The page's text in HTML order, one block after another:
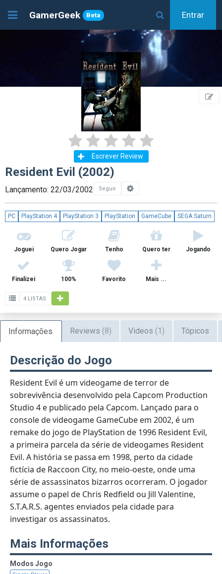
GamerGeek Beta Entrar
Escrever Review
Resident Evil (2002)
Lançamento: 22/03/2002 Seguir
PC PlayStation 4 PlayStation 3 PlayStation GameCube SEGA Saturn
Joguei Quero Jogar Tenho Quero ter Jogando
Finalizei 100% Favorito Mais ...
4 LISTAS
Informações Reviews (8) Videos (1) Tópicos
Descrição do Jogo
Resident Evil é um videogame de terror de
sobrevivência desenvolvido pela Capcom Production
Studio 4 e publicado pela Capcom. Lançado para o
console de videogame GameCube em 2002, é um
remake do jogo de PlayStation de 1996 Resident Evil,
a primeira parcela da série de videogames Resident
Evil. A história se passa em 1998, perto da cidade
fictícia de Raccoon City, no meio-oeste, onde uma
série de assassinatos bizarros ocorreram. O jogador
assume o papel de Chris Redfield ou Jill Valentine,
S.T.A.R.S. agentes enviados pela cidade para
investigar os assassinatos.
Mais Informações
Modos Jogo